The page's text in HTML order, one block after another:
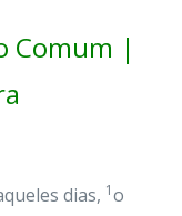
Comum |
dias, 1o